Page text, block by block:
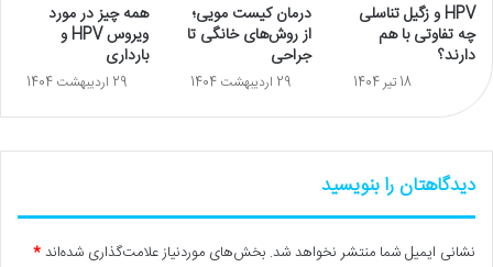
HPV و زگیل تناسلی
چه تفاوتی با هم
دارند؟
18 تیر 1404
درمان کیست مویی؛
از روش‌های خانگی تا
جراحی
29 اردیبهشت 1404
همه چیز در مورد
ویروس HPV و
بارداری
29 اردیبهشت 1404
دیدگاهتان را بنویسید
نشانی ایمیل شما منتشر نخواهد شد. بخش‌های موردنیاز علامت‌گذاری شده‌اند*